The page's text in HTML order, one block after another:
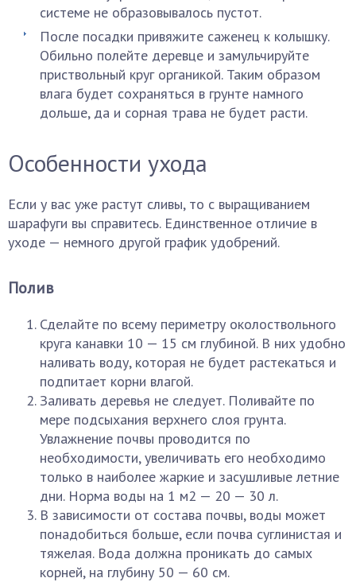
системе не образовывалось пустот.
После посадки привяжите саженец к колышку.
Обильно полейте деревце и замульчируйте
приствольный круг органикой. Таким образом
влага будет сохраняться в грунте намного
дольше, да и сорная трава не будет расти.
Особенности ухода
Если у вас уже растут сливы, то с выращиванием
шарафуги вы справитесь. Единственное отличие в
уходе — немного другой график удобрений.
Полив
Сделайте по всему периметру околоствольного
круга канавки 10 — 15 см глубиной. В них удобно
наливать воду, которая не будет растекаться и
подпитает корни влагой.
Заливать деревья не следует. Поливайте по
мере подсыхания верхнего слоя грунта.
Увлажнение почвы проводится по
необходимости, увеличивать его необходимо
только в наиболее жаркие и засушливые летние
дни. Норма воды на 1 м2 — 20 — 30 л.
В зависимости от состава почвы, воды может
понадобиться больше, если почва суглинистая и
тяжелая. Вода должна проникать до самых
корней, на глубину 50 — 60 см.